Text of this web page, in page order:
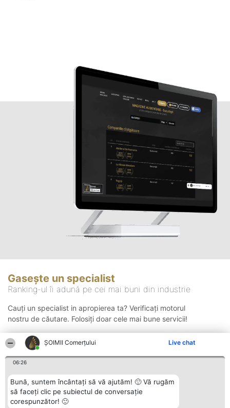
ȘOIMII Comerțului Live chat
06:26
Bună, suntem încântați să vă ajutăm! 🙂 Vă rugăm
să faceți clic pe subiectul de conversație
corespunzător! 🙂
Gasește un specialist
Ranking-ul îi adună pe cei mai buni din industrie
Cauți un specialist in apropierea ta? Verificați motorul
nostru de căutare. Folosiți doar cele mai bune servicii!